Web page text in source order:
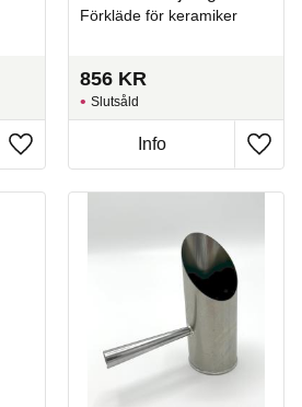
Lägg till i favoriter
Förkläde för keramiker
856 KR
Lägg
Slutsåld
Info